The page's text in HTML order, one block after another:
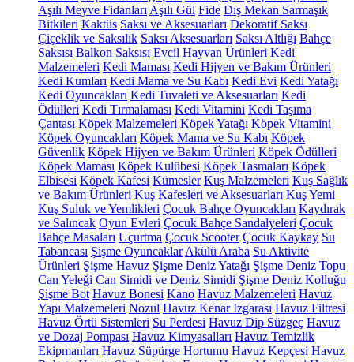
Aşılı Meyve Fidanları Aşılı Gül Fide Dış Mekan Sarmaşık
Bitkileri Kaktüs Saksı ve Aksesuarları Dekoratif Saksı
Çiçeklik ve Saksılık Saksı Aksesuarları Saksı Altlığı Bahçe
Saksısı Balkon Saksısı Evcil Hayvan Ürünleri Kedi
Malzemeleri Kedi Maması Kedi Hijyen ve Bakım Ürünleri
Kedi Kumları Kedi Mama ve Su Kabı Kedi Evi Kedi Yatağı
Kedi Oyuncakları Kedi Tuvaleti ve Aksesuarları Kedi
Ödülleri Kedi Tırmalaması Kedi Vitamini Kedi Taşıma
Çantası Köpek Malzemeleri Köpek Yatağı Köpek Vitamini
Köpek Oyuncakları Köpek Mama ve Su Kabı Köpek
Güvenlik Köpek Hijyen ve Bakım Ürünleri Köpek Ödülleri
Köpek Maması Köpek Kulübesi Köpek Tasmaları Köpek
Elbisesi Köpek Kafesi Kümesler Kuş Malzemeleri Kuş Sağlık
ve Bakım Ürünleri Kuş Kafesleri ve Aksesuarları Kuş Yemi
Kuş Suluk ve Yemlikleri Çocuk Bahçe Oyuncakları Kaydırak
ve Salıncak Oyun Evleri Çocuk Bahçe Sandalyeleri Çocuk
Bahçe Masaları Uçurtma Çocuk Scooter Çocuk Kaykay Su
Tabancası Şişme Oyuncaklar Akülü Araba Su Aktivite
Ürünleri Şişme Havuz Şişme Deniz Yatağı Şişme Deniz Topu
Can Yeleği Can Simidi ve Deniz Simidi Şişme Deniz Kolluğu
Şişme Bot Havuz Bonesi Kano Havuz Malzemeleri Havuz
Yapı Malzemeleri Nozul Havuz Kenar Izgarası Havuz Filtresi
Havuz Örtü Sistemleri Su Perdesi Havuz Dip Süzgeç Havuz
ve Dozaj Pompası Havuz Kimyasalları Havuz Temizlik
Ekipmanları Havuz Süpürge Hortumu Havuz Kepçesi Havuz